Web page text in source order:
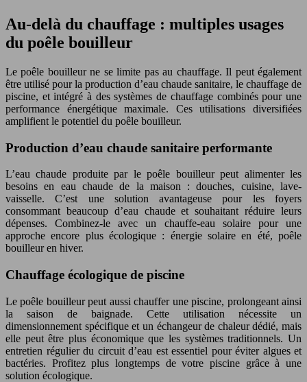
Au-delà du chauffage : multiples usages
du poêle bouilleur
Le poêle bouilleur ne se limite pas au chauffage. Il peut également
être utilisé pour la production d’eau chaude sanitaire, le chauffage de
piscine, et intégré à des systèmes de chauffage combinés pour une
performance énergétique maximale. Ces utilisations diversifiées
amplifient le potentiel du poêle bouilleur.
Production d’eau chaude sanitaire performante
L’eau chaude produite par le poêle bouilleur peut alimenter les
besoins en eau chaude de la maison : douches, cuisine, lave-
vaisselle. C’est une solution avantageuse pour les foyers
consommant beaucoup d’eau chaude et souhaitant réduire leurs
dépenses. Combinez-le avec un chauffe-eau solaire pour une
approche encore plus écologique : énergie solaire en été, poêle
bouilleur en hiver.
Chauffage écologique de piscine
Le poêle bouilleur peut aussi chauffer une piscine, prolongeant ainsi
la saison de baignade. Cette utilisation nécessite un
dimensionnement spécifique et un échangeur de chaleur dédié, mais
elle peut être plus économique que les systèmes traditionnels. Un
entretien régulier du circuit d’eau est essentiel pour éviter algues et
bactéries. Profitez plus longtemps de votre piscine grâce à une
solution écologique.